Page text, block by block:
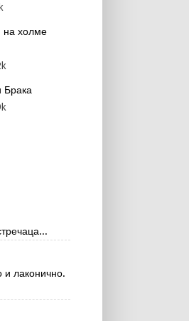
на холме
Брака
и лаконично.